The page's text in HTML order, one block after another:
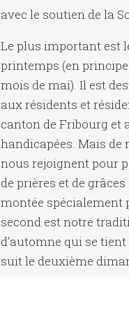
avec le soutien de la
Le plus important est
printemps (en
mois de mai). Il est
aux résidents et
canton de Fribourg et
handicapées. Mais
nous rejoignent pour
de prières et de
montée spécialement
second est notre
d’automne qui se
suit le deuxième